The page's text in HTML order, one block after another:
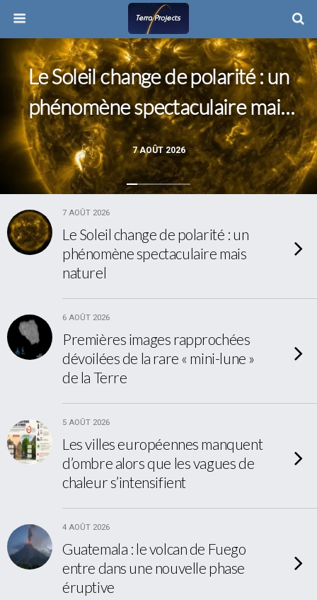
7 AOÛT 2026
Le Soleil change de polarité : un
phénomène spectaculaire mais
naturel
7 AOÛT 2026
Le Soleil change de polarité : un
phénomène spectaculaire mais
naturel
6 AOÛT 2026
Premières images rapprochées
dévoilées de la rare « mini-lune »
de la Terre
5 AOÛT 2026
Les villes européennes manquent
d’ombre alors que les vagues de
chaleur s’intensifient
4 AOÛT 2026
Guatemala : le volcan de Fuego
entre dans une nouvelle phase
éruptive